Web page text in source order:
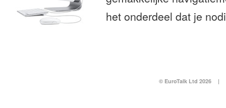
het onderdeel dat je
© EuroTalk Ltd 2026 |